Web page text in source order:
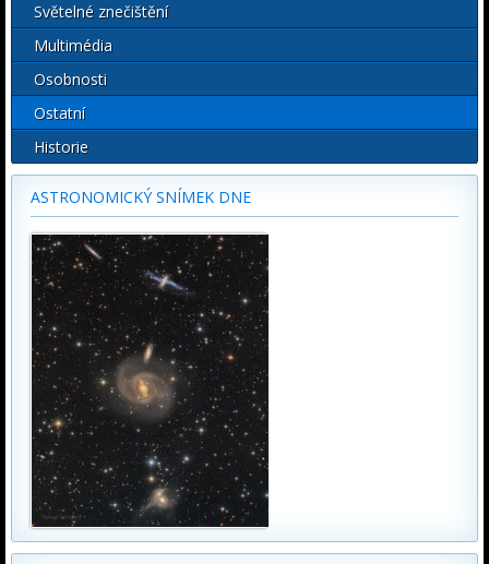
Světelné znečištění
Multimédia
Osobnosti
Ostatní
Historie
ASTRONOMICKÝ SNÍMEK DNE